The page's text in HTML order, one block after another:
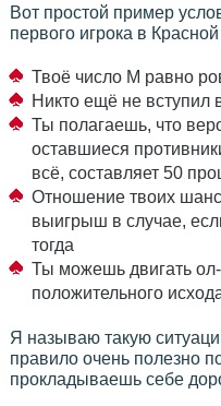
Вот простой пример
первого игрока в
Твоё число М равно
Никто ещё не вступил
Ты полагаешь, что
оставшиеся
всё, составляет 50
Отношение твоих
выигрыш в случае,
тогда
Ты можешь двигать
положительного
Я называю такую
правило очень полезно
прокладываешь себе